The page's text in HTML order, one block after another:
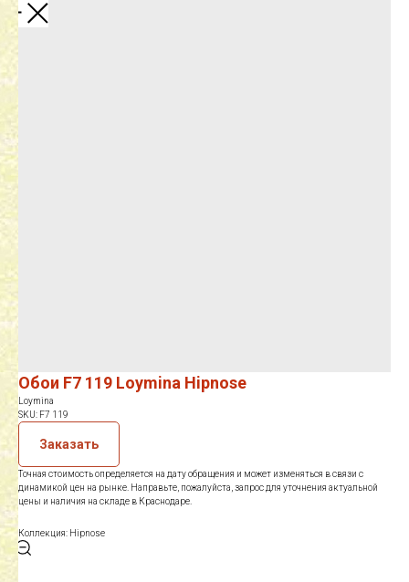
Закрыть
Обои F7 119 Loymina Hipnose
Loymina
SKU: F7 119
Заказать
Точная стоимость определяется на дату обращения и может изменяться в связи с
динамикой цен на рынке. Направьте, пожалуйста, запрос для уточнения актуальной
цены и наличия на складе в Краснодаре.
Коллекция: Hipnose